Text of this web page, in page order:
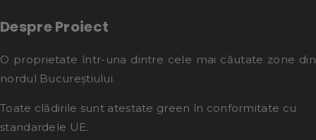
Despre Proiect
O proprietate într-una dintre cele mai căutate zone din
nordul Bucureștiului.
Toate clădirile sunt atestate green în conformitate cu
standardele UE.